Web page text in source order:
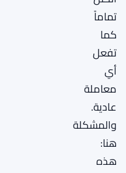
تماماً
كما
تفعل
أي
معاملة
عادية.
والمشكلة
هنا:
هذه